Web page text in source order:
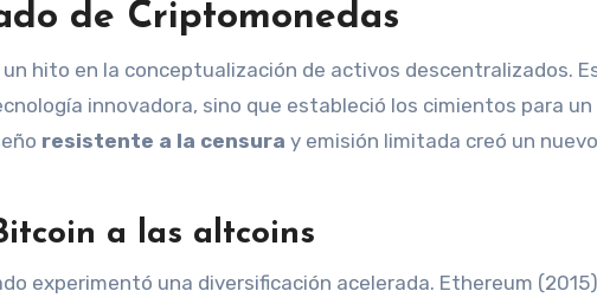
de Criptomonedas
hito en la conceptualización de activos descentralizados.
innovadora, sino que estableció los cimientos para un
resistente a la censura y emisión limitada creó un nuevo
a las altcoins
experimentó una diversificación acelerada. Ethereum (2015)